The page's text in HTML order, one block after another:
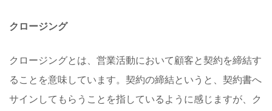
クロージング
クロージングとは、営業活動において顧客と契約を締結す
ることを意味しています。契約の締結というと、契約書へ
サインしてもらうことを指しているように感じますが、ク